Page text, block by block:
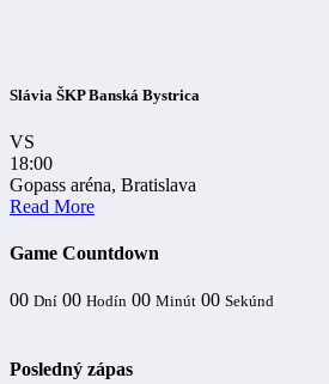
Slávia ŠKP Banská Bystrica
VS
18:00
Gopass aréna, Bratislava
Read More
Game Countdown
00 Dní 00 Hodín 00 Minút 00 Sekúnd
Posledný zápas